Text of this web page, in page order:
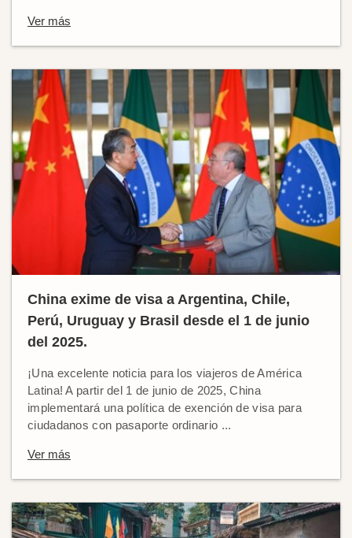
Ver más
China exime de visa a Argentina, Chile,
Perú, Uruguay y Brasil desde el 1 de junio
del 2025.
¡Una excelente noticia para los viajeros de América
Latina! A partir del 1 de junio de 2025, China
implementará una política de exención de visa para
ciudadanos con pasaporte ordinario ...
Ver más